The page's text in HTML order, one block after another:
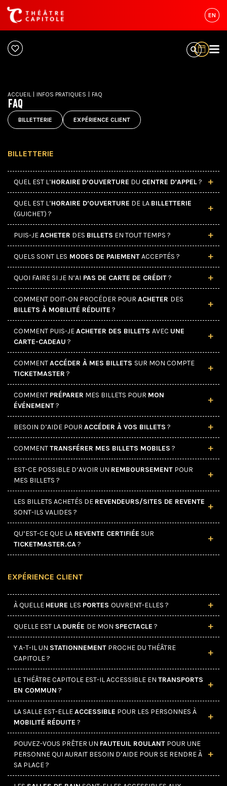
EN
ACCUEIL INFOS PRATIQUES FAQ
FAQ
BILLETTERIE EXPÉRIENCE CLIENT
BILLETTERIE
QUEL EST L’HORAIRE D’OUVERTURE DU CENTRE D’APPEL?
QUEL EST L’HORAIRE D’OUVERTURE DE LA BILLETTERIE
(GUICHET) ?
PUIS-JEACHETER DES BILLETS EN TOUT TEMPS ?
QUELS SONT LES MODES DE PAIEMENTACCEPTÉS ?
QUOI FAIRE SI JE N’AI PAS DE CARTE DE CRÉDIT?
COMMENT DOIT-ON PROCÉDER POUR ACHETER DES
BILLETS À MOBILITÉ RÉDUITE ?
418-694-4444
COMMENT PUIS-JEACHETER DES BILLETS AVEC UNE
CARTE-CADEAU ?
418-694-4444
COMMENTACCÉDER À MES BILLETS SUR MON COMPTE
TICKETMASTER ?
L’APPLICATION
COMMENT PRÉPARER MES BILLETS POUR MON
ÉVÉNEMENT?
BESOIN D’AIDE POUR ACCÉDER À VOS BILLETS ?
COMMENTTRANSFÉRER MES BILLETS MOBILES ?
Transférer » Transférer »
Transférer à ».
EST-CE POSSIBLE D’AVOIR UN REMBOURSEMENT POUR
MES BILLETS ?
LES BILLETS ACHETÉS DE REVENDEURS/SITES DE REVENTE
SONT-ILS VALIDES ?
www.ticketmaster.ca
QU’EST-CE QUE LA REVENTE CERTIFIÉE SUR
TICKETMASTER.CA?
EXPÉRIENCE CLIENT
À QUELLE HEURE LES PORTES OUVRENT-ELLES ?
QUELLE EST LA DURÉE DE MON SPECTACLE ?
Y A-T-IL UN STATIONNEMENT PROCHE DU THÉÂTRE
CAPITOLE ?
LE THÉÂTRE CAPITOLE EST-IL ACCESSIBLE EN TRANSPORTS
EN COMMUN ?
LA SALLE EST-ELLEACCESSIBLE POUR LES PERSONNES À
MOBILITÉ RÉDUITE ?
POUVEZ-VOUS PRÊTER UN FAUTEUIL ROULANT POUR UNE
PERSONNE QUI AURAIT BESOIN D’AIDE POUR SE RENDRE À
SA PLACE ?